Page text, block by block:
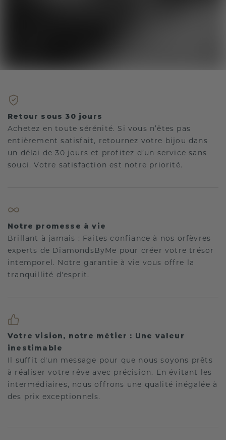
Retour sous 30 jours
Achetez en toute sérénité. Si vous n’êtes pas
entièrement satisfait, retournez votre bijou dans
un délai de 30 jours et profitez d’un service sans
souci. Votre satisfaction est notre priorité.
Notre promesse à vie
Brillant à jamais : Faites confiance à nos orfèvres
experts de DiamondsByMe pour créer votre trésor
intemporel. Notre garantie à vie vous offre la
tranquillité d'esprit.
Votre vision, notre métier : Une valeur
inestimable
Il suffit d'un message pour que nous soyons prêts
à réaliser votre rêve avec précision. En évitant les
intermédiaires, nous offrons une qualité inégalée à
des prix exceptionnels.